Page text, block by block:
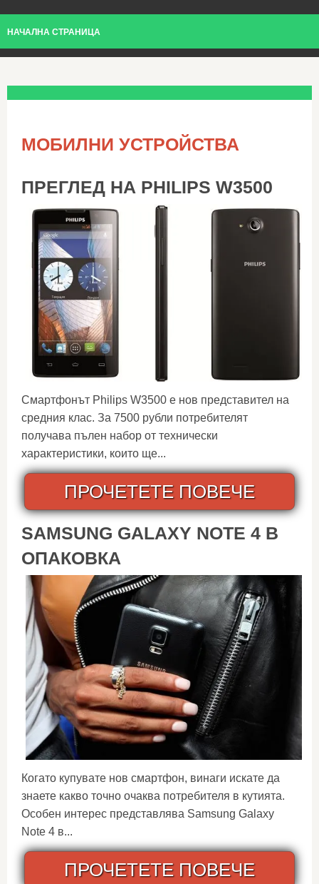
НАЧАЛНА СТРАНИЦА
МОБИЛНИ УСТРОЙСТВА
ПРЕГЛЕД НА PHILIPS W3500
Смартфонът Philips W3500 е нов представител на
средния клас. За 7500 рубли потребителят
получава пълен набор от технически
характеристики, които ще...
ПРОЧЕТЕТЕ ПОВЕЧЕ
SAMSUNG GALAXY NOTE 4 В
ОПАКОВКА
Когато купувате нов смартфон, винаги искате да
знаете какво точно очаква потребителя в кутията.
Особен интерес представлява Samsung Galaxy
Note 4 в...
ПРОЧЕТЕТЕ ПОВЕЧЕ